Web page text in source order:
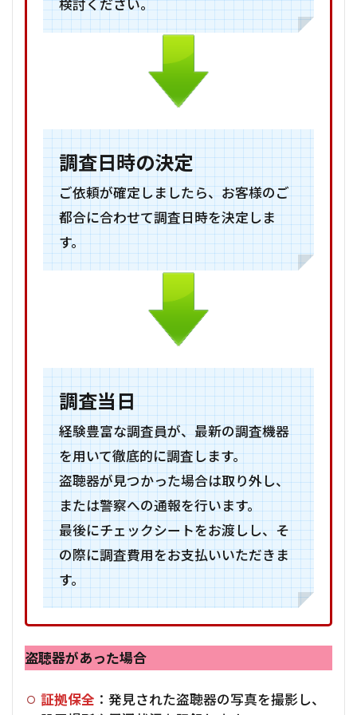
検討ください。
調査日時の決定
ご依頼が確定しましたら、お客様のご
都合に合わせて調査日時を決定しま
す。
調査当日
経験豊富な調査員が、最新の調査機器
を用いて徹底的に調査します。
盗聴器が見つかった場合は取り外し、
または警察への通報を行います。
最後にチェックシートをお渡しし、そ
の際に調査費用をお支払いいただきま
す。
盗聴器があった場合
証拠保全 ：発見された盗聴器の写真を撮影し、